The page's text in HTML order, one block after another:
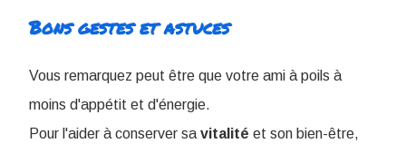
Bons gestes et astuces
Vous remarquez peut être que votre ami à poils à
moins d'appétit et d'énergie.
Pour l'aider à conserver sa vitalité et son bien-être,